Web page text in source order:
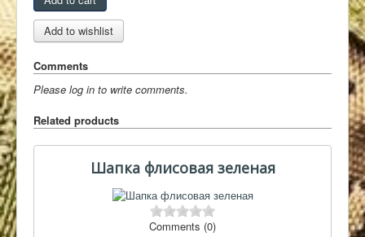
Comments
Please log in to write comments.
Related products
Шапка флисовая зеленая
Comments (0)